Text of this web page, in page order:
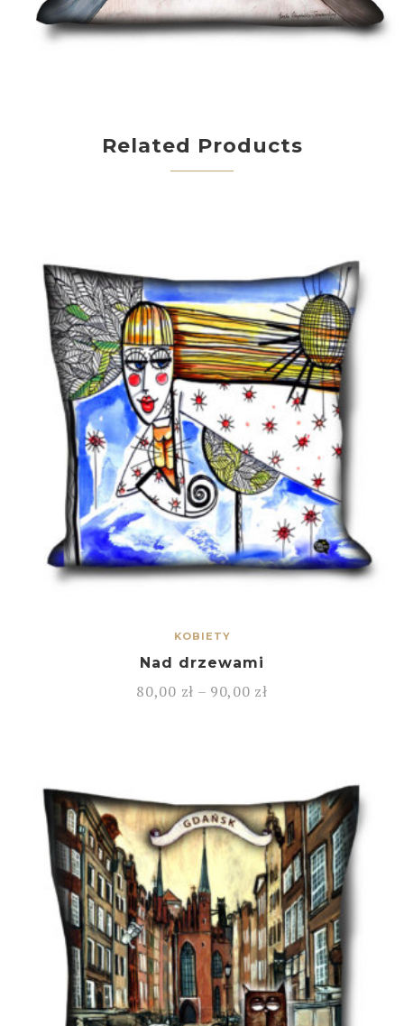
Related Products
KOBIETY
Nad drzewami
80,00 zł – 90,00 zł